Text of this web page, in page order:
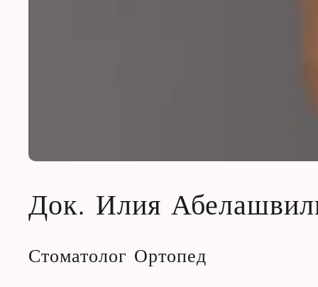
Док. Илия
Стоматолог Ортопед